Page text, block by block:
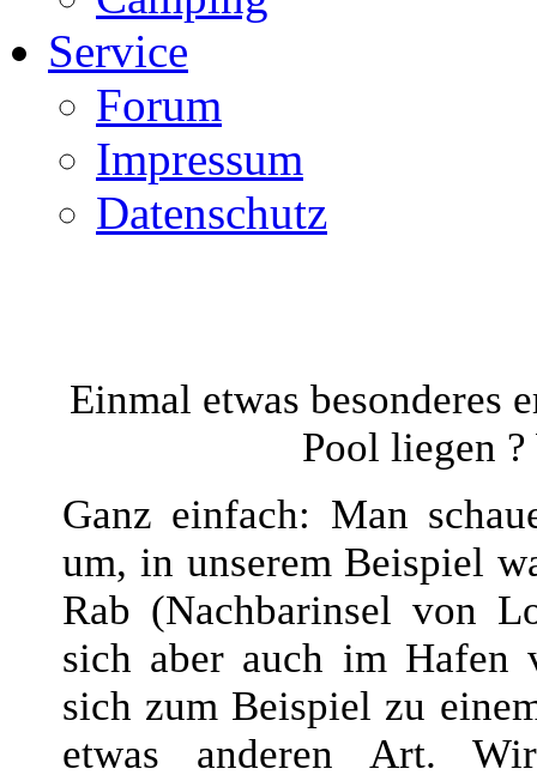
Service
Forum
Impressum
Datenschutz
Einmal etwas besonderes
Pool liegen
Ganz einfach: Man
um, in unserem Beispiel
Rab (Nachbarinsel von
sich aber auch im Hafen
sich zum Beispiel zu
etwas anderen Art.